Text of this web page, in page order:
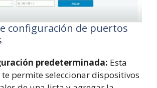
configuración de puertos
predeterminada: Esta
permite seleccionar dispositivos